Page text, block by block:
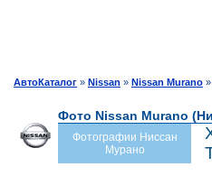
АвтоКаталог » Nissan » Nissan Murano »
Фото Nissan Murano
Фотографии Ниссан
Мурано